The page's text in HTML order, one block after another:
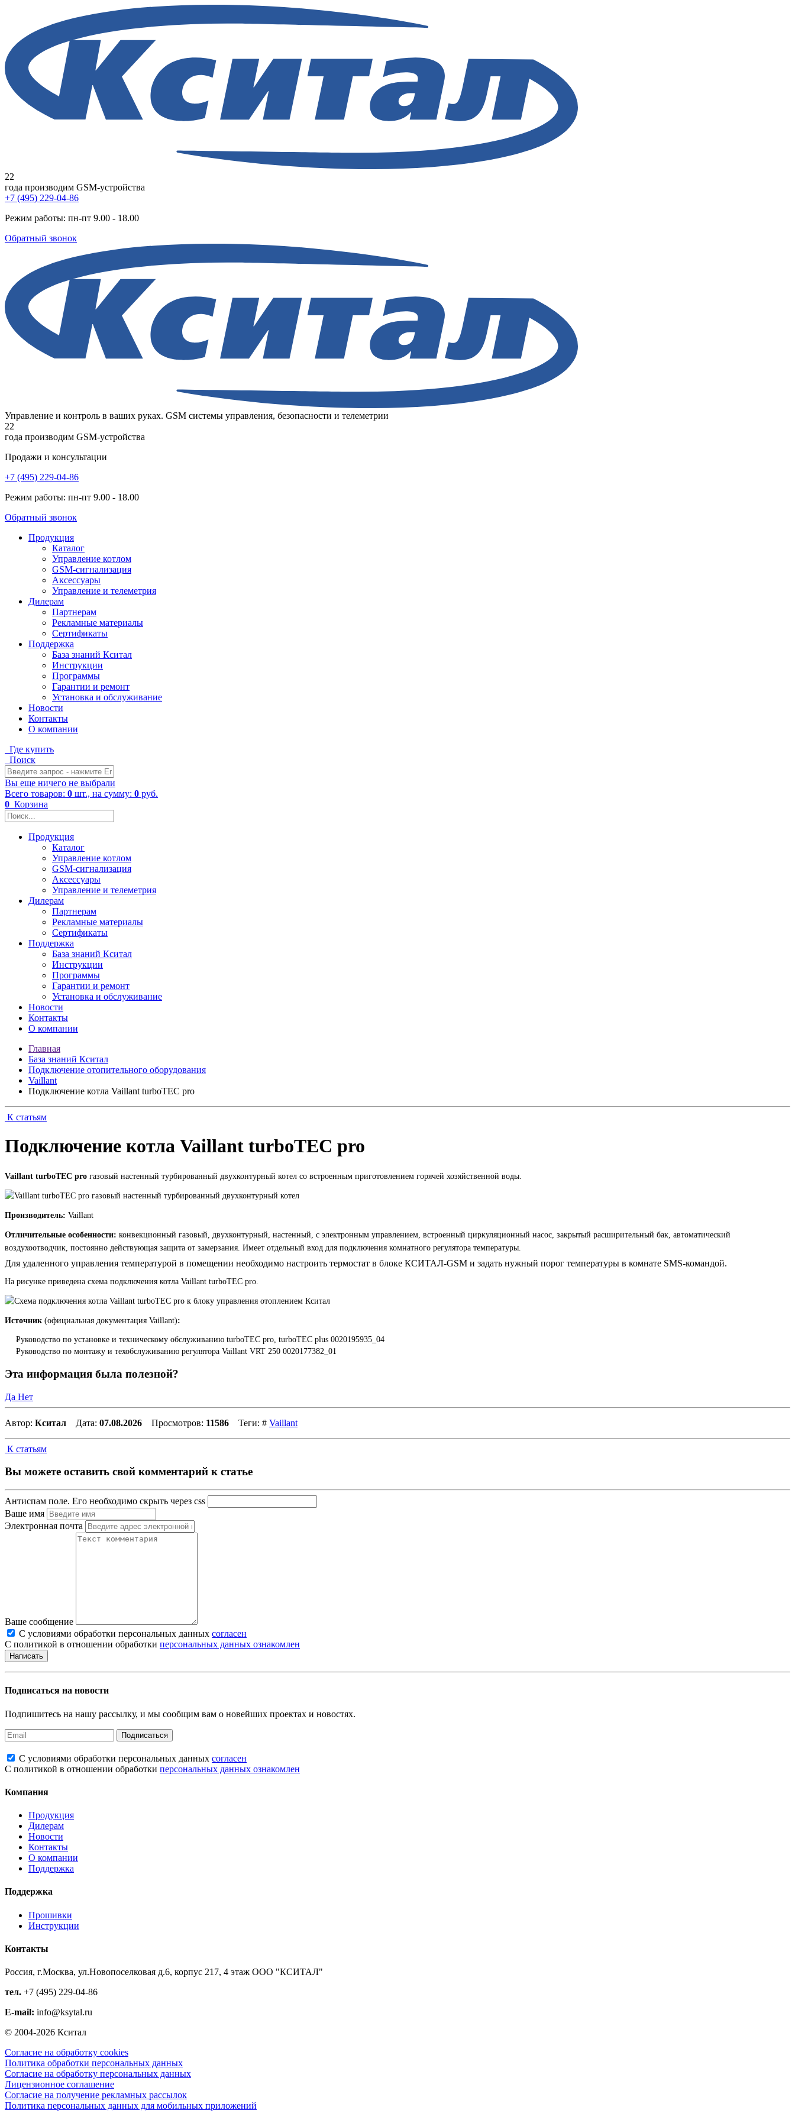
22
года производим GSM-устройства
+7 (495) 229-04-86
Режим работы: пн-пт 9.00 - 18.00
Обратный звонок
Управление и контроль в ваших руках. GSM системы управления, безопасности и телеметрии
22
года производим GSM-устройства
Продажи и консультации
+7 (495) 229-04-86
Режим работы: пн-пт 9.00 - 18.00
Обратный звонок
Продукция
Каталог
Управление котлом
GSM-сигнализация
Аксессуары
Управление и телеметрия
Дилерам
Партнерам
Рекламные материалы
Сертификаты
Поддержка
База знаний Кситал
Инструкции
Программы
Гарантии и ремонт
Установка и обслуживание
Новости
Контакты
О компании
Где купить
Поиск
Вы еще ничего не выбрали
Всего товаров: 0 шт., на сумму: 0 руб.
0 Корзина
Продукция
Каталог
Управление котлом
GSM-сигнализация
Аксессуары
Управление и телеметрия
Дилерам
Партнерам
Рекламные материалы
Сертификаты
Поддержка
База знаний Кситал
Инструкции
Программы
Гарантии и ремонт
Установка и обслуживание
Новости
Контакты
О компании
Главная
База знаний Кситал
Подключение отопительного оборудования
Vaillant
Подключение котла Vaillant turboTEC pro
К статьям
Подключение котла Vaillant turboTEC pro
Vaillant turboTEC pro газовый настенный турбированный двухконтурный котел со встроенным приготовлением горячей хозяйственной воды.
Производитель: Vaillant
Отличительные особенности: конвекционный газовый, двухконтурный, настенный, с электронным управлением, встроенный циркуляционный насос, закрытый расширительный бак, автоматический
воздухоотводчик, постоянно действующая защита от замерзания. Имеет отдельный вход для подключения комнатного регулятора температуры.
Для удаленного управления температурой в помещении необходимо настроить термостат в блоке КСИТАЛ-GSM и задать нужный порог температуры в комнате SMS-командой.
На рисунке приведена схема подключения котла Vaillant turboTEC pro.
Источник (официальная документация Vaillant):
Руководство по установке и техническому обслуживанию turboTEC pro, turboTEC plus 0020195935_04
Руководство по монтажу и техобслуживанию регулятора Vaillant VRT 250 0020177382_01
Эта информация была полезной?
Да Нет
Автор: Кситал Дата: 07.08.2026 Просмотров: 11586 Теги: # Vaillant
К статьям
Вы можете оставить свой комментарий к статье
Антиспам поле. Его необходимо скрыть через css
Ваше имя
Электронная почта
Ваше сообщение
С условиями обработки персональных данных согласен
С политикой в отношении обработки персональных данных ознакомлен
Написать
Подписаться на новости
Подпишитесь на нашу рассылку, и мы сообщим вам о новейших проектах и новостях.
Подписаться
С условиями обработки персональных данных согласен
С политикой в отношении обработки персональных данных ознакомлен
Компания
Продукция
Дилерам
Новости
Контакты
О компании
Поддержка
Поддержка
Прошивки
Инструкции
Контакты
Россия, г.Москва, ул.Новопоселковая д.6, корпус 217, 4 этаж ООО "КСИТАЛ"
тел. +7 (495) 229-04-86
E-mail: info@ksytal.ru
© 2004-2026 Кситал
Согласие на обработку cookies
Политика обработки персональных данных
Согласие на обработку персональных данных
Лицензионное соглашение
Согласие на получение рекламных рассылок
Политика персональных данных для мобильных приложений